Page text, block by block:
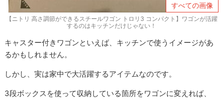
すべての画像
【ニトリ 高さ調節ができるスチールワゴン トロリ3 コンパクト】ワゴンが活躍
するのはキッチンだけじゃない！
キャスター付きワゴンといえば、キッチンで使うイメージがあ
るかもしれません。
しかし、実は家中で大活躍するアイテムなのです。
3段ボックスを使って収納している箇所をワゴンに変えれば、